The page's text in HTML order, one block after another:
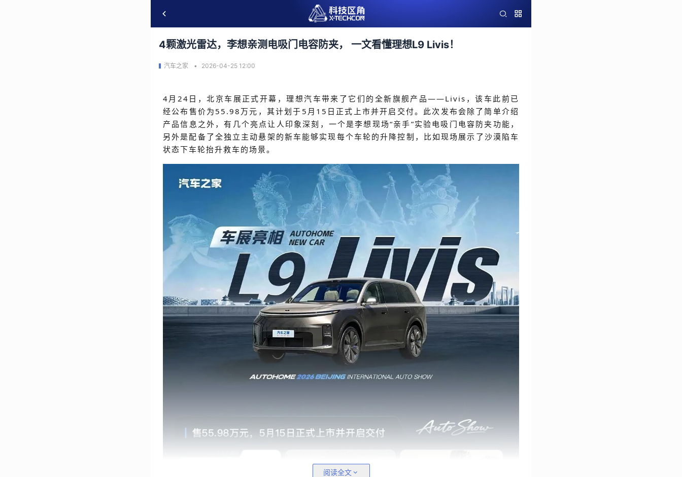
4颗激光雷达，李想亲测电吸门电容防夹， 一文看懂理想L9 Livis！
汽车之家 2026-04-25 12:00
4月24日，北京车展正式开幕，理想汽车带来了它们的全新旗舰产品——Livis，该车此前已
经公布售价为55.98万元，其计划于5月15日正式上市并开启交付。此次发布会除了简单介绍
产品信息之外，有几个亮点让人印象深刻，一个是李想现场“亲手”实验电吸门电容防夹功能，
另外是配备了全独立主动悬架的新车能够实现每个车轮的升降控制，比如现场展示了沙漠陷车
状态下车轮抬升救车的场景。
阅读全文